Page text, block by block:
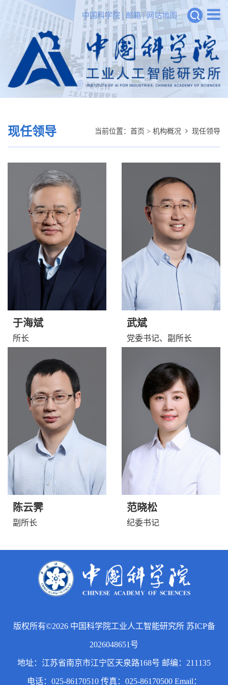
中国科学院 | 邮箱|网站地图
现任领导 当前位置： 首页 > 机构概况 现任领导
于海斌
所长
武斌
党委书记、副所长
陈云霁
副所长
范晓松
纪委书记
版权所有©2026 中国科学院工业人工智能研究所 苏ICP备
2026048651号
地址：江苏省南京市江宁区天泉路168号 邮编：211135
电话：025-86170510 传真：025-86170500 Email：